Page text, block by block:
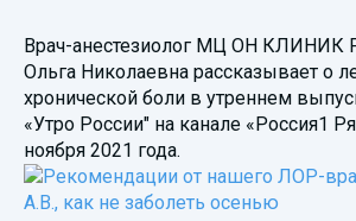
Врач-анестезиолог МЦ ОН КЛИНИК
Ольга Николаевна рассказывает о
хронической боли в утреннем
«Утро России" на канале «Россия1
ноября 2021 года.